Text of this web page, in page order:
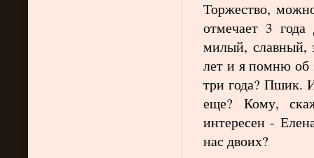
Торжество,
отмечает 3
милый, славный,
лет и я помню об
три года? Пшик.
еще? Кому,
интересен -
нас двоих?